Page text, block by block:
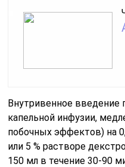
Внутривенное введение
капельной инфузии,
побочных эффектов) на
или 5 % растворе
150 мл в течение 30-90